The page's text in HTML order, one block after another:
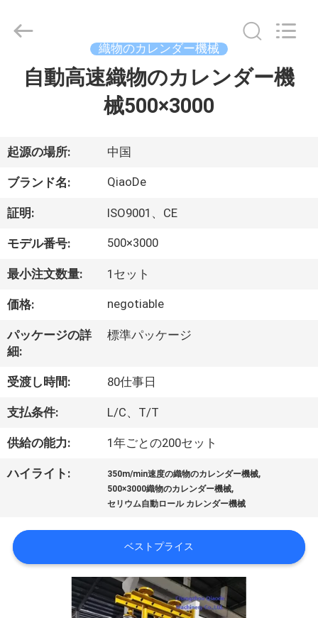
ロ
ダ
ク
ト
達
に
つ
い
て
工
旅
行
2021
Machinery
織物のカレンダー機械
自動高速織物のカレンダー機
械500×3000
起源の場所: 中国
ブランド名: QiaoDe
証明: ISO9001、CE
モデル番号: 500×3000
最小注文数量: 1セット
価格: negotiable
パッケージの詳
細:
標準パッケージ
受渡し時間: 80仕事日
支払条件: L/C、T/T
供給の能力: 1年ごとの200セット
ハイライト: 350m/min速度の織物のカレンダー機械,
500×3000織物のカレンダー機械,
セリウム自動ロール カレンダー機械
ベストプライス